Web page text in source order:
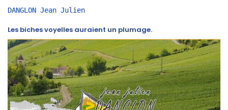
DANGLON Jean Julien
Les biches voyelles auraient un plumage.